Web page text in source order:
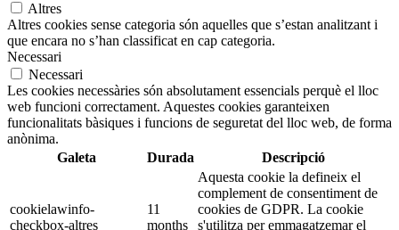
Altres
Altres cookies sense categoria són aquelles que s’estan analitzant i
que encara no s’han classificat en cap categoria.
Necessari
Necessari
Les cookies necessàries són absolutament essencials perquè el lloc
web funcioni correctament. Aquestes cookies garanteixen
funcionalitats bàsiques i funcions de seguretat del lloc web, de forma
anònima.
Galeta
Durada Descripció
cookielawinfo-
checkbox-altres
11
months
Aquesta cookie la defineix el
complement de consentiment de
cookies de GDPR. La cookie
s'utilitza per emmagatzemar el